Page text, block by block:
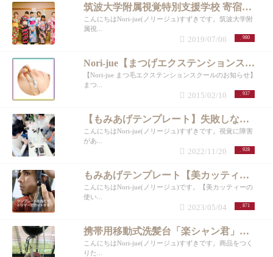
筑波大学附属視覚特別支援学校 寄宿舎 「浴衣の着付け」② 帯結び編
こんにちはNori-jue(ノリージュ)すずきです。筑波大学附
属視...
980
2019/07/06
Nori-jue【まつげエクステンションスクール】
【Nori-jue まつ毛エクステンションスクールのお知らせ】
まつ...
937
2015/02/10
【もみあげテンプレート】失敗しないもみあげカット器⭐︎目の不自由な子のおしゃれ用にママが考案！【体験会】
こんにちはNori-jue(ノリージュ)すずきです。視覚に障害
があ...
928
2022/11/20
もみあげテンプレート【美カッティー】もみあげ・耳まわり、自分でカット。メンズロングヘアver.
こんにちはNori-jue(ノリージュ)です。【美カッティーの
使い...
871
2023/05/04
携帯用移動式洗髪台「楽シャン君」【COSME TOKYO2022】
こんにちはNori-jue(ノリージュ)すずきです。商品をつく
りた...